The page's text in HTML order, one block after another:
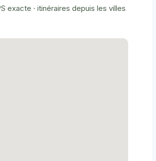
exacte · itinéraires depuis les villes